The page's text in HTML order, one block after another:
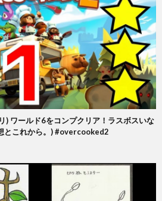
) ワールド6をコンプクリア！ラスボスいな
とこれから。) #overcooked2